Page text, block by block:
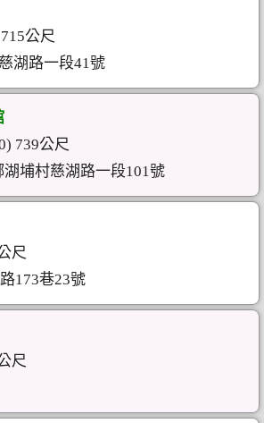
公尺
湖路一段41號
739公尺
埔村慈湖路一段101號
尺
173巷23號
尺